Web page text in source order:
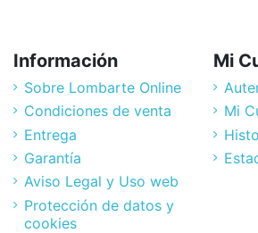
Información
Sobre Lombarte Online
Condiciones de venta
Entrega
Garantía
Aviso Legal y Uso web
Protección de datos y
cookies
Mi
Mi